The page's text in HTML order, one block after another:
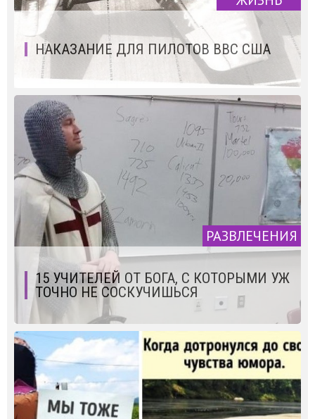
НАКАЗАНИЕ ДЛЯ ПИЛОТОВ ВВС США
РАЗВЛЕЧЕНИЯ
15 УЧИТЕЛЕЙ ОТ БОГА, С КОТОРЫМИ УЖ
ТОЧНО НЕ СОСКУЧИШЬСЯ